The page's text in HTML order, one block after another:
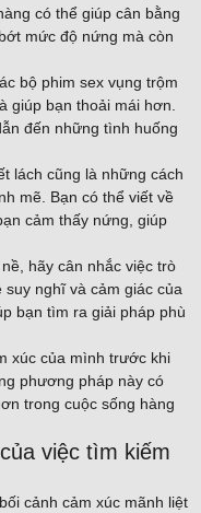
có thể giúp cân bằng
mức độ nứng mà còn
bộ phim sex vụng trộm
giúp bạn thoải mái hơn.
đến những tình huống
lách cũng là những cách
mẽ. Bạn có thể viết về
cảm thấy nứng, giúp
hãy cân nhắc việc trò
nghĩ và cảm giác của
bạn tìm ra giải pháp phù
xúc của mình trước khi
phương pháp này có
trong cuộc sống hàng
việc tìm kiếm
cảnh cảm xúc mãnh liệt